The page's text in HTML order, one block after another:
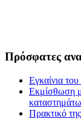
Πρόσφατες
Εγκαίνια
Εκμίσθωση
Πρακτικό